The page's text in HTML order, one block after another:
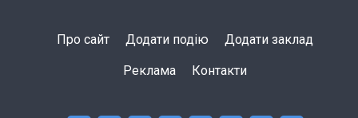
Про сайт Додати подію Додати заклад
Реклама Контакти